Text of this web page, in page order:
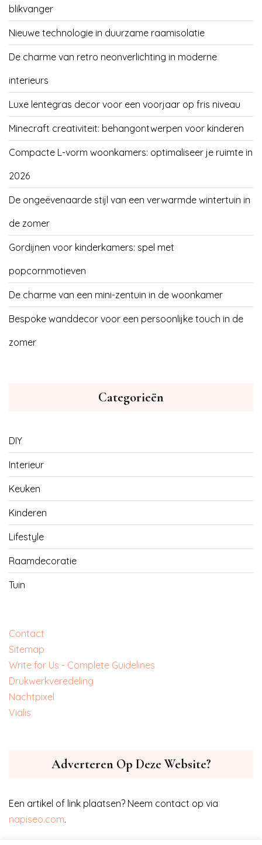
blikvanger
Nieuwe technologie in duurzame raamisolatie
De charme van retro neonverlichting in moderne
interieurs
Luxe lentegras decor voor een voorjaar op fris niveau
Minecraft creativiteit: behangontwerpen voor kinderen
Compacte L-vorm woonkamers: optimaliseer je ruimte in
2026
De ongeëvenaarde stijl van een verwarmde wintertuin in
de zomer
Gordijnen voor kinderkamers: spel met
popcornmotieven
De charme van een mini-zentuin in de woonkamer
Bespoke wanddecor voor een persoonlijke touch in de
zomer
Categorieën
DIY
Interieur
Keuken
Kinderen
Lifestyle
Raamdecoratie
Tuin
Contact
Sitemap
Write for Us - Complete Guidelines
‎Drukwerkveredeling
‎Nachtpixel
‎Vialis
Adverteren Op Deze Website?
Een artikel of link plaatsen? Neem contact op via
napiseo.com.